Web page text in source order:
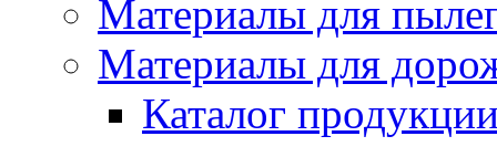
Материалы для
Материалы для
Каталог